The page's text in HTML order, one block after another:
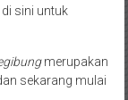
sini untuk
merupakan
sekarang mulai